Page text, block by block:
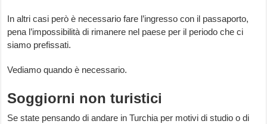
In altri casi però è necessario fare l’ingresso con il passaporto,
pena l’impossibilità di rimanere nel paese per il periodo che ci
siamo prefissati.
Vediamo quando è necessario.
Soggiorni non turistici
Se state pensando di andare in Turchia per motivi di studio o di